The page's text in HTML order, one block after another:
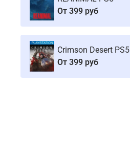
От 399 руб
Crimson Desert PS5
От 399 руб